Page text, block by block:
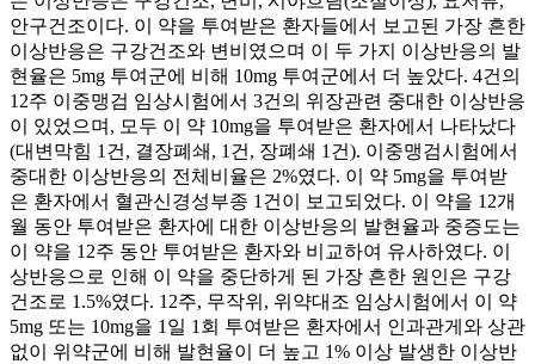
안구건조이다. 이 약을 투여받은 환자들에서 보고된 가장 흔한
이상반응은 구강건조와 변비였으며 이 두 가지 이상반응의 발
현율은 5mg 투여군에 비해 10mg 투여군에서 더 높았다. 4건의
12주 이중맹검 임상시험에서 3건의 위장관련 중대한 이상반응
이 있었으며, 모두 이 약 10mg을 투여받은 환자에서 나타났다
(대변막힘 1건, 결장폐쇄, 1건, 장폐쇄 1건). 이중맹검시험에서
중대한 이상반응의 전체비율은 2%였다. 이 약 5mg을 투여받
은 환자에서 혈관신경성부종 1건이 보고되었다. 이 약을 12개
월 동안 투여받은 환자에 대한 이상반응의 발현율과 중증도는
이 약을 12주 동안 투여받은 환자와 비교하여 유사하였다. 이
상반응으로 인해 이 약을 중단하게 된 가장 흔한 원인은 구강
건조로 1.5%였다. 12주, 무작위, 위약대조 임상시험에서 이 약
5mg 또는 10mg을 1일 1회 투여받은 환자에서 인과관게와 상관
없이 위약군에 비해 발현율이 더 높고 1% 이상 발생한 이상반